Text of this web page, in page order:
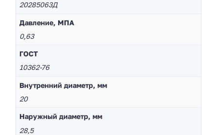
20285063Д
Давление, МПА
0,63
ГОСТ
10362-76
Внутренний диаметр, мм
20
Наружный диаметр, мм
28,5